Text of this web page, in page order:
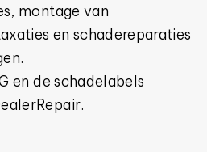
montage van
en schadereparaties
en de schadelabels